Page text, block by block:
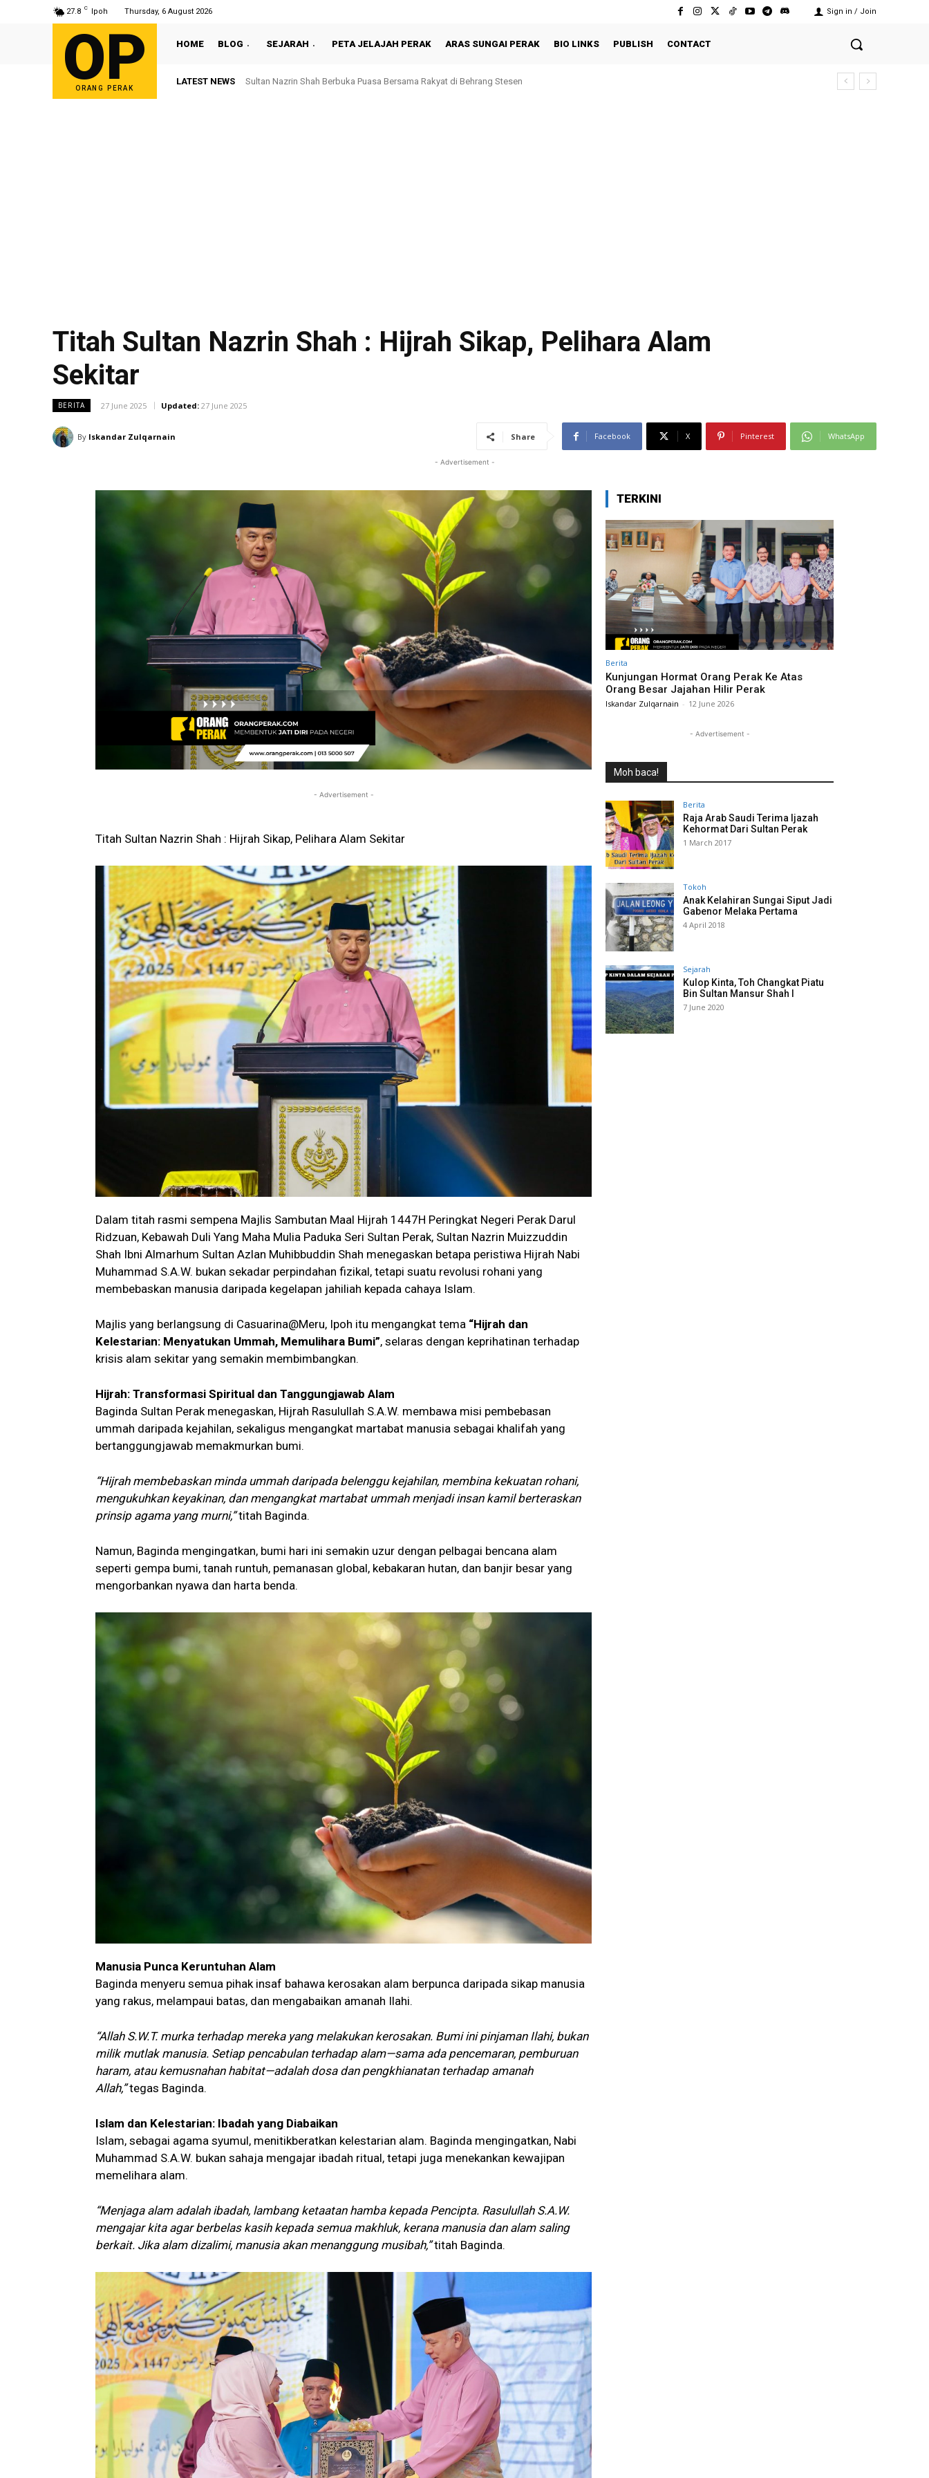
27.8 C Ipoh Thursday, 6 August 2026 Sign in / Join
OP
ORANG PERAK
HOME BLOG SEJARAH PETA JELAJAH PERAK ARAS SUNGAI PERAK BIO LINKS PUBLISH CONTACT
LATEST NEWS Sultan Nazrin Shah Berbuka Puasa Bersama Rakyat di Behrang Stesen
Titah Sultan Nazrin Shah : Hijrah Sikap, Pelihara Alam
Sekitar
BERITA 27 June 2025 Updated: 27 June 2025
By Iskandar Zulqarnain Share Facebook X Pinterest WhatsApp
- Advertisement -
- Advertisement -
Titah Sultan Nazrin Shah : Hijrah Sikap, Pelihara Alam Sekitar
Dalam titah rasmi sempena Majlis Sambutan Maal Hijrah 1447H Peringkat Negeri Perak Darul
Ridzuan, Kebawah Duli Yang Maha Mulia Paduka Seri Sultan Perak, Sultan Nazrin Muizzuddin
Shah Ibni Almarhum Sultan Azlan Muhibbuddin Shah menegaskan betapa peristiwa Hijrah Nabi
Muhammad S.A.W. bukan sekadar perpindahan fizikal, tetapi suatu revolusi rohani yang
membebaskan manusia daripada kegelapan jahiliah kepada cahaya Islam.
Majlis yang berlangsung di Casuarina@Meru, Ipoh itu mengangkat tema “Hijrah dan
Kelestarian: Menyatukan Ummah, Memulihara Bumi”, selaras dengan keprihatinan terhadap
krisis alam sekitar yang semakin membimbangkan.
Hijrah: Transformasi Spiritual dan Tanggungjawab Alam
Baginda Sultan Perak menegaskan, Hijrah Rasulullah S.A.W. membawa misi pembebasan
ummah daripada kejahilan, sekaligus mengangkat martabat manusia sebagai khalifah yang
bertanggungjawab memakmurkan bumi.
“Hijrah membebaskan minda ummah daripada belenggu kejahilan, membina kekuatan rohani,
mengukuhkan keyakinan, dan mengangkat martabat ummah menjadi insan kamil berteraskan
prinsip agama yang murni,”titah Baginda.
Namun, Baginda mengingatkan, bumi hari ini semakin uzur dengan pelbagai bencana alam
seperti gempa bumi, tanah runtuh, pemanasan global, kebakaran hutan, dan banjir besar yang
mengorbankan nyawa dan harta benda.
Manusia Punca Keruntuhan Alam
Baginda menyeru semua pihak insaf bahawa kerosakan alam berpunca daripada sikap manusia
yang rakus, melampaui batas, dan mengabaikan amanah Ilahi.
“Allah S.W.T. murka terhadap mereka yang melakukan kerosakan. Bumi ini pinjaman Ilahi, bukan
milik mutlak manusia. Setiap pencabulan terhadap alam—sama ada pencemaran, pemburuan
haram, atau kemusnahan habitat—adalah dosa dan pengkhianatan terhadap amanah
Allah,”tegas Baginda.
Islam dan Kelestarian: Ibadah yang Diabaikan
Islam, sebagai agama syumul, menitikberatkan kelestarian alam. Baginda mengingatkan, Nabi
Muhammad S.A.W. bukan sahaja mengajar ibadah ritual, tetapi juga menekankan kewajipan
memelihara alam.
“Menjaga alam adalah ibadah, lambang ketaatan hamba kepada Pencipta. Rasulullah S.A.W.
mengajar kita agar berbelas kasih kepada semua makhluk, kerana manusia dan alam saling
berkait. Jika alam dizalimi, manusia akan menanggung musibah,”titah Baginda.
TERKINI
Berita
Kunjungan Hormat Orang Perak Ke Atas
Orang Besar Jajahan Hilir Perak
Iskandar Zulqarnain - 12 June 2026
- Advertisement -
Moh baca!
Berita
Raja Arab Saudi Terima Ijazah
Kehormat Dari Sultan Perak
1 March 2017
Tokoh
Anak Kelahiran Sungai Siput Jadi
Gabenor Melaka Pertama
4 April 2018
Sejarah
Kulop Kinta, Toh Changkat Piatu
Bin Sultan Mansur Shah I
7 June 2020